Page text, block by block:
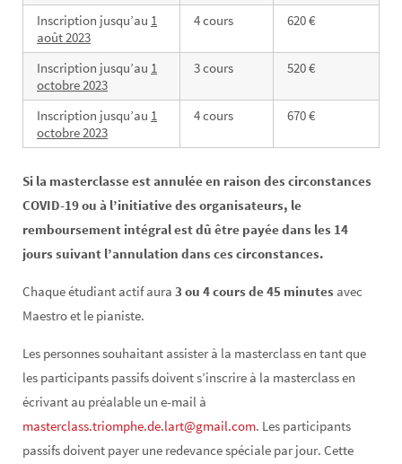
Inscription jusqu’au 1
août 2023
4 cours 620 €
Inscription jusqu’au 1
octobre 2023
3 cours 520 €
Inscription jusqu’au 1
octobre 2023
4 cours 670 €
Si la masterclasse est annulée en raison des circonstances
COVID-19 ou à l’initiative des organisateurs, le
remboursement intégral est dû être payée dans les 14
jours suivant l’annulation dans ces circonstances.
Chaque étudiant actif aura 3 ou 4 cours de 45 minutes avec
Maestro et le pianiste.
Les personnes souhaitant assister à la masterclass en tant que
les participants passifs doivent s’inscrire à la masterclass en
écrivant au préalable un e-mail à
masterclass.triomphe.de.lart@gmail.com. Les participants
passifs doivent payer une redevance spéciale par jour. Cette